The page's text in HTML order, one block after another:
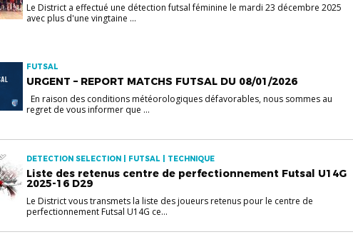
Le District a effectué une détection futsal féminine le mardi 23 décembre 2025
avec plus d'une vingtaine ...
FUTSAL
URGENT – REPORT MATCHS FUTSAL DU 08/01/2026
En raison des conditions météorologiques défavorables, nous sommes au
regret de vous informer que ...
DETECTION SELECTION | FUTSAL | TECHNIQUE
Liste des retenus centre de perfectionnement Futsal U14G
2025-16 D29
Le District vous transmets la liste des joueurs retenus pour le centre de
perfectionnement Futsal U14G ce...